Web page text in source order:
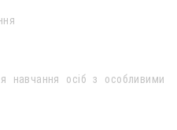
навчання осіб з особливими